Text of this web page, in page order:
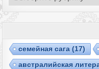
cемейная сага (17)
австралийская